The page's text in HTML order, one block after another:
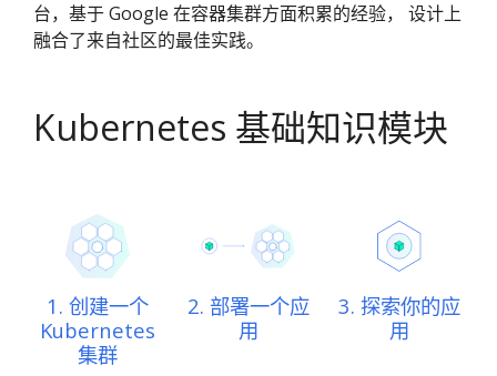
台，基于 Google 在容器集群方面积累的经验， 设计上
融合了来自社区的最佳实践。
Kubernetes 基础知识模块
1. 创建一个
Kubernetes
集群
2. 部署一个应
用
3. 探索你的应
用